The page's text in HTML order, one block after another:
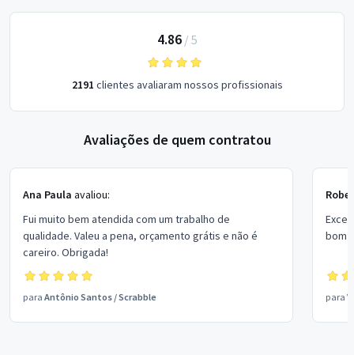
4.86/ 5
2191 clientes avaliaram nossos profissionais
Avaliações de quem contratou
Ana Paula avaliou:
Fui muito bem atendida com um trabalho de
qualidade. Valeu a pena, orçamento grátis e não é
careiro. Obrigada!
para Antônio Santos /Scrabble
bom
para